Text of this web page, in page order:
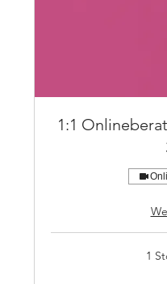
1:1
1